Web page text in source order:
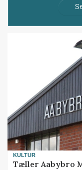
KULTUR
Tæller Aabybro